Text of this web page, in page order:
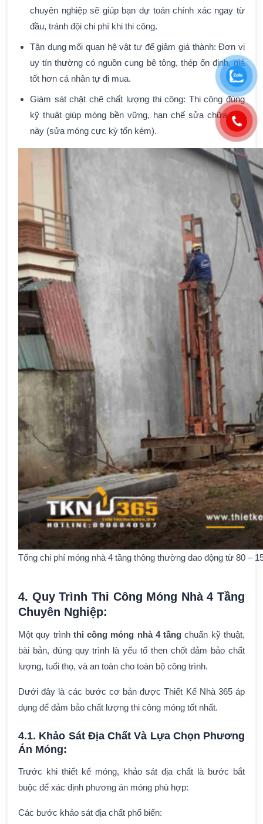
chuyên nghiệp sẽ giúp bạn dự toán chính xác ngay từ
đầu, tránh đội chi phí khi thi công.
Tận dụng mối quan hệ vật tư để giảm giá thành: Đơn vị
uy tín thường có nguồn cung bê tông, thép ổn định, giá
tốt hơn cá nhân tự đi mua.
Giám sát chặt chẽ chất lượng thi công: Thi công đúng
kỹ thuật giúp móng bền vững, hạn chế sửa chữa sau
này (sửa móng cực kỳ tốn kém).
Tổng chi phí móng nhà 4 tầng thông thường dao động từ 80 –
4. Quy Trình Thi Công Móng Nhà 4 Tầng
Chuyên Nghiệp:
Một quy trình thi công móng nhà 4 tầng chuẩn kỹ thuật,
bài bản, đúng quy trình là yếu tố then chốt đảm bảo chất
lượng, tuổi thọ, và an toàn cho toàn bộ công trình.
Dưới đây là các bước cơ bản được Thiết Kế Nhà 365 áp
dụng để đảm bảo chất lượng thi công móng tốt nhất.
4.1. Khảo Sát Địa Chất Và Lựa Chọn Phương
Án Móng:
Trước khi thiết kế móng, khảo sát địa chất là bước bắt
buộc để xác định phương án móng phù hợp:
Các bước khảo sát địa chất phổ biến: